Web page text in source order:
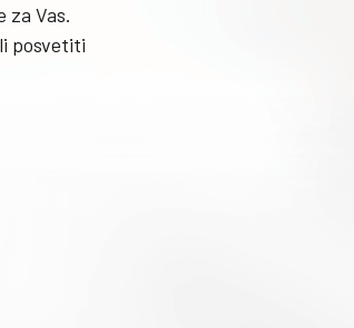
Vas.
posvetiti